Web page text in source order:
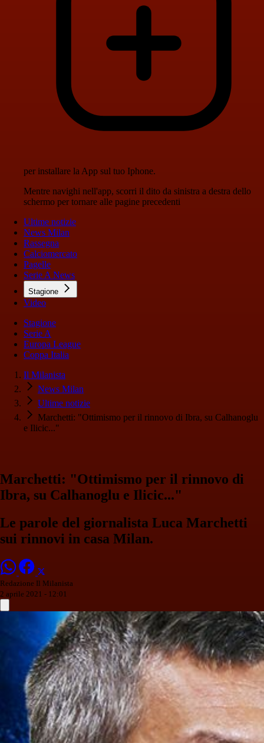
per installare la App sul tuo Iphone.
Mentre navighi nell'app, scorri il dito da sinistra a destra dello
schermo per tornare alle pagine precedenti
Ultime notizie
News Milan
Rassegna
Calciomercato
Pagelle
Serie A News
Stagione
Video
Stagione
Serie A
Europa League
Coppa Italia
Il Milanista
News Milan
Ultime notizie
Marchetti: "Ottimismo per il rinnovo di Ibra, su Calhanoglu
e Ilicic..."
Marchetti: "Ottimismo per il rinnovo di
Ibra, su Calhanoglu e Ilicic..."
Le parole del giornalista Luca Marchetti
sui rinnovi in casa Milan.
Redazione Il Milanista
2 aprile 2021 - 12:01